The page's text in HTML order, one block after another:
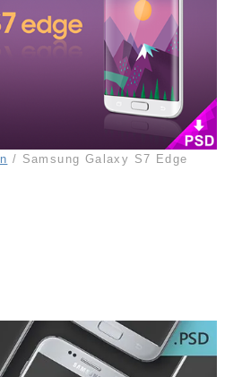
/ Samsung Galaxy S7 Edge